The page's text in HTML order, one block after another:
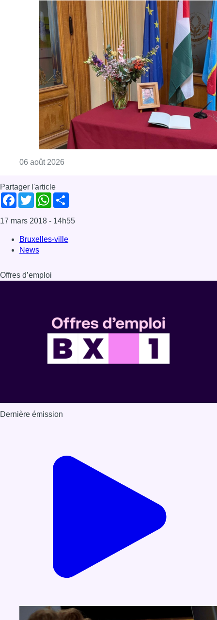
06 août 2026
Partager l'article
Facebook
TwitterWhatsApp
17 mars 2018 - 14h55
Bruxelles-ville
News
Offres d’emploi
Dernière émission